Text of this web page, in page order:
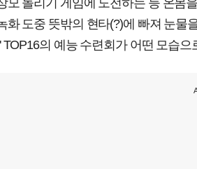
모 돌리기 게임에 도전하는 등 온몸
화 도중 뜻밖의 현타(?)에 빠져 눈물
TOP16의 예능 수련회가 어떤 모습